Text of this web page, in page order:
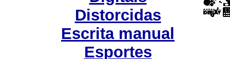
Distorcidas
Escrita manual
Esportes